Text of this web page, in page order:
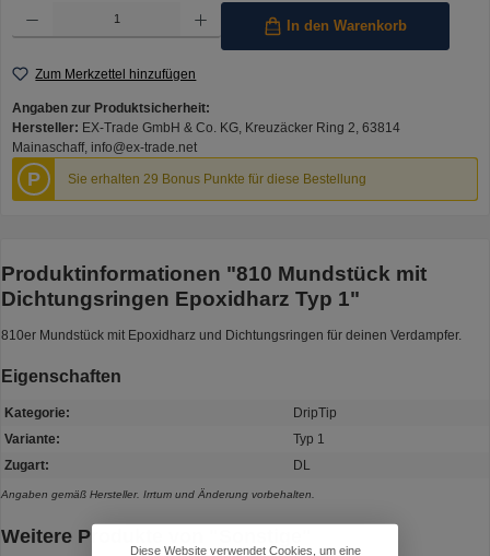
Produkt Anzahl: Gib den gewünschten Wert ein oder benutze die Schaltflächen um die
In den Warenkorb
Zum Merkzettel hinzufügen
Angaben zur Produktsicherheit:
Hersteller: EX-Trade GmbH & Co. KG, Kreuzäcker Ring 2, 63814
Mainaschaff, info@ex-trade.net
P Sie erhalten 29 Bonus Punkte für diese Bestellung
Produktinformationen "810 Mundstück mit
Dichtungsringen Epoxidharz Typ 1"
810er Mundstück mit Epoxidharz und Dichtungsringen für deinen Verdampfer.
Eigenschaften
Kategorie:
DripTip
Variante:
Typ 1
Zugart:
DL
Angaben gemäß Hersteller. Irrtum und Änderung vorbehalten.
Weitere Produkte von "Sonstige"
Diese Website verwendet Cookies, um eine